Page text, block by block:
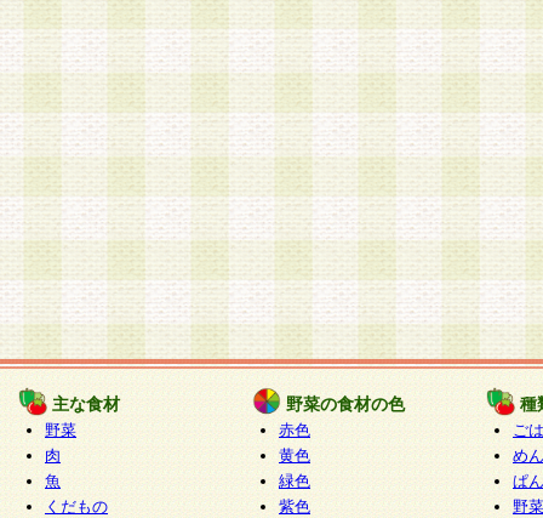
主な食材
野菜
肉
魚
くだもの
野菜の食材の色
赤色
黄色
緑色
紫色
種
ご
めん
ぱん
野